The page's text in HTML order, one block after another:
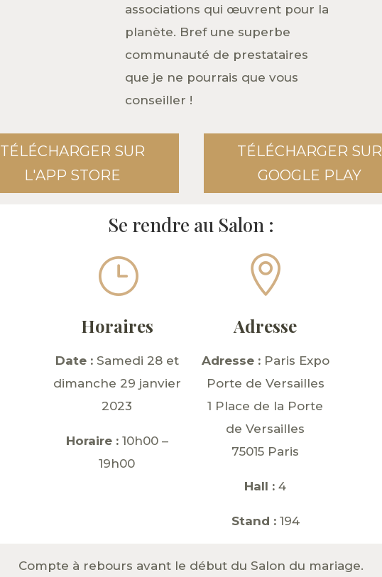
associations qui œuvrent pour la
planète. Bref une superbe
communauté de prestataires
que je ne pourrais que vous
conseiller !
TÉLÉCHARGER SUR
L'APP STORE
TÉLÉCHARGER SUR
GOOGLE PLAY
Se rendre au Salon :
}
Horaires
Date :Samedi 28 et
dimanche 29 janvier
2023
Horaire :10h00 –
19h00

Adresse
Adresse :Paris Expo
Porte de Versailles
1 Place de la Porte
de Versailles
75015 Paris
Hall :4
Stand : 194
Compte à rebours avant le début du Salon du mariage.